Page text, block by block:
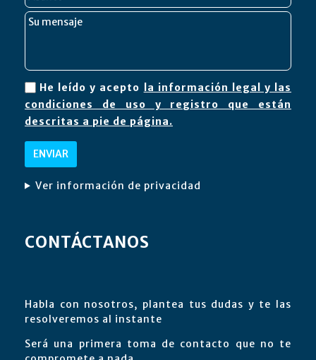
He leído y acepto
la información legal y las
condiciones de uso y registro que están
descritas a pie de página.
Ver información de privacidad
CONTÁCTANOS
Habla con nosotros, plantea tus dudas y te las
resolveremos al instante
Será una primera toma de contacto que no te